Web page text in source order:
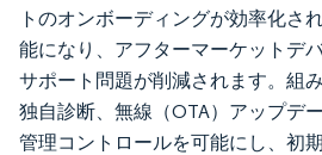
トのオンボーディングが効率化さ
能になり、アフターマーケットデ
サポート問題が削減されます。組
独自診断、無線（OTA）アップデ
管理コントロールを可能にし、初